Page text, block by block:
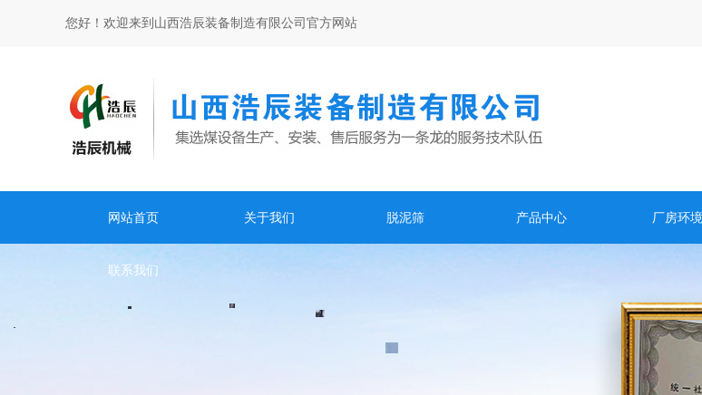
您好！欢迎来到山西浩辰装备制造有限公司官方网站
网站首页 关于我们 脱泥筛 产品中心 厂房环境
联系我们